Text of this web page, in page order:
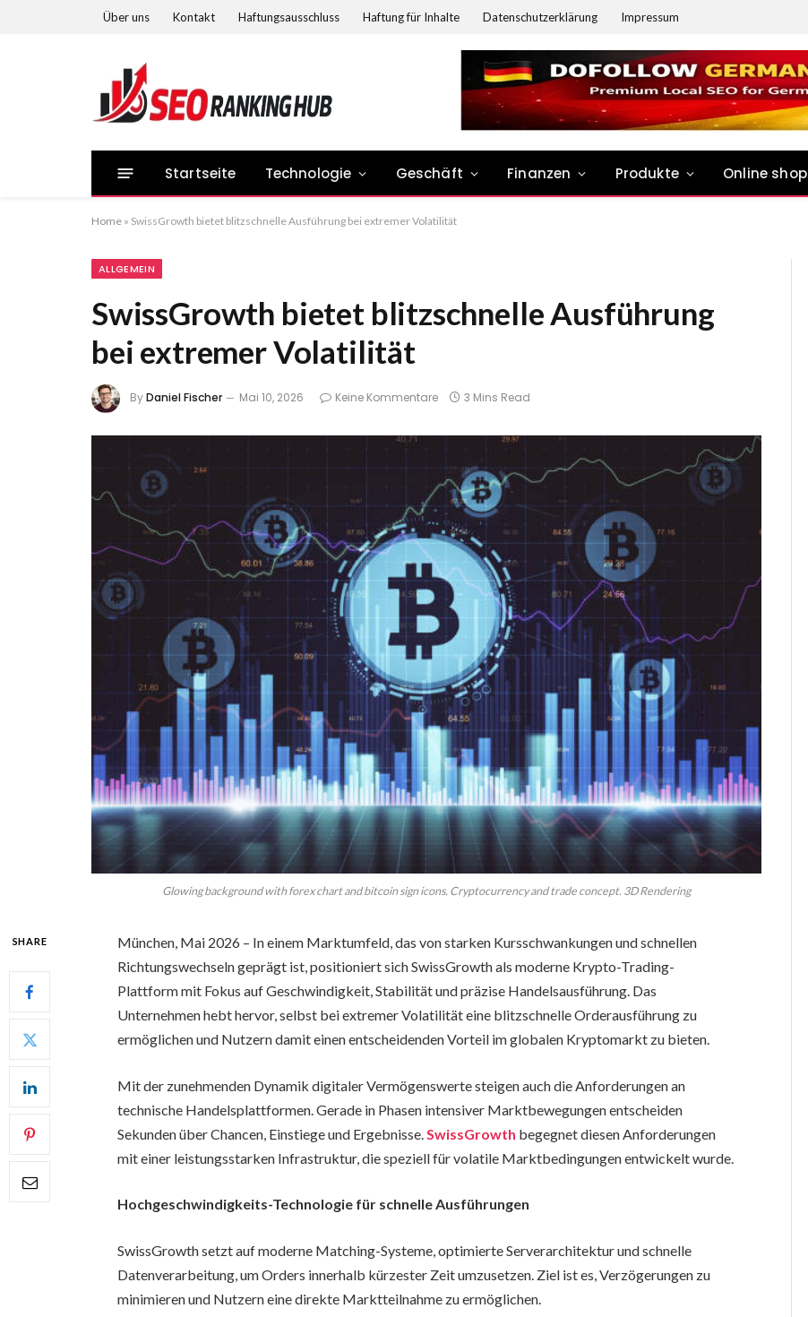
Über uns Kontakt Haftungsausschluss Haftung für Inhalte Datenschutzerklärung Impressum
Startseite Technologie Geschäft Finanzen Produkte Online shop
Home » SwissGrowth bietet blitzschnelle Ausführung bei extremer Volatilität
ALLGEMEIN
SwissGrowth bietet blitzschnelle Ausführung
bei extremer Volatilität
ByDaniel Fischer Mai 10, 2026 Keine Kommentare 3 Mins Read
Glowing background with forex chart and bitcoin sign icons. Cryptocurrency and trade concept. 3D Rendering
SHARE
München, Mai 2026 – In einem Marktumfeld, das von starken Kursschwankungen und schnellen
Richtungswechseln geprägt ist, positioniert sich SwissGrowth als moderne Krypto-Trading-
Plattform mit Fokus auf Geschwindigkeit, Stabilität und präzise Handelsausführung. Das
Unternehmen hebt hervor, selbst bei extremer Volatilität eine blitzschnelle Orderausführung zu
ermöglichen und Nutzern damit einen entscheidenden Vorteil im globalen Kryptomarkt zu bieten.
Mit der zunehmenden Dynamik digitaler Vermögenswerte steigen auch die Anforderungen an
technische Handelsplattformen. Gerade in Phasen intensiver Marktbewegungen entscheiden
Sekunden über Chancen, Einstiege und Ergebnisse. SwissGrowth begegnet diesen Anforderungen
mit einer leistungsstarken Infrastruktur, die speziell für volatile Marktbedingungen entwickelt wurde.
Hochgeschwindigkeits-Technologie für schnelle Ausführungen
SwissGrowth setzt auf moderne Matching-Systeme, optimierte Serverarchitektur und schnelle
Datenverarbeitung, um Orders innerhalb kürzester Zeit umzusetzen. Ziel ist es, Verzögerungen zu
minimieren und Nutzern eine direkte Marktteilnahme zu ermöglichen.